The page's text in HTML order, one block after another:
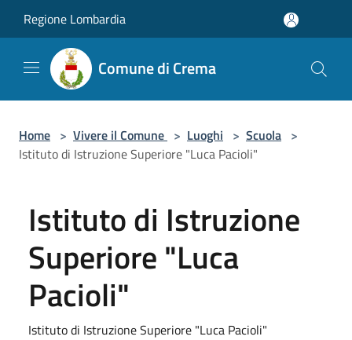
Regione Lombardia
Comune di Crema
Home > Vivere il Comune > Luoghi > Scuola >
Istituto di Istruzione Superiore "Luca Pacioli"
Istituto di Istruzione
Superiore "Luca
Pacioli"
Istituto di Istruzione Superiore "Luca Pacioli"